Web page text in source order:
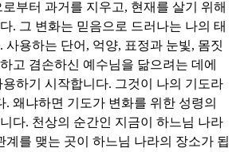
부터 과거를 지우고, 현재를 살기 위해
. 그 변화는 믿음으로 드러나는 나의 태
.사용하는 단어 , 억양, 표정과 눈빛, 몸짓
고 겸손하신 예수님을 닮으려는 데에
용하기 시작합니다. 그것이 나의 기도라
.왜냐하면 기도가 변화를 위한 성령의
다. 천상의 순간인 지금이 하느님 나라
계를 맺는 곳이 하느님 나라의 장소가 됩